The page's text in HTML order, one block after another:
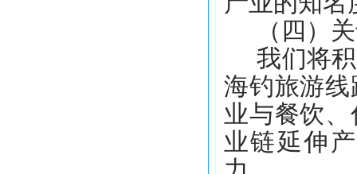
（四）
我们将
海钓旅游
业与餐饮
业链延伸